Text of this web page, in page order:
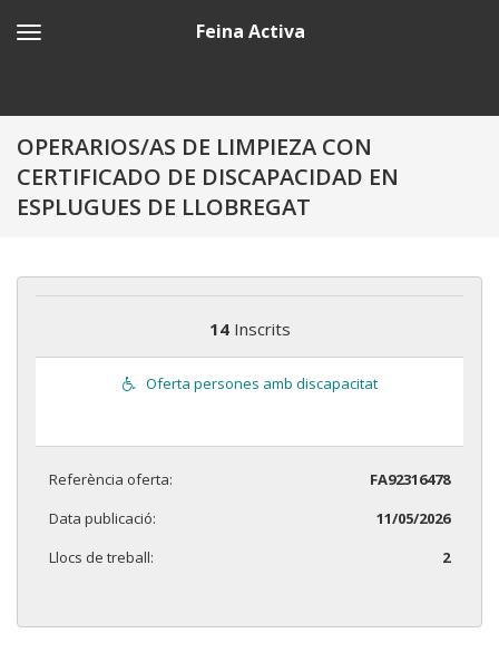
Feina Activa
OPERARIOS/AS DE LIMPIEZA CON
CERTIFICADO DE DISCAPACIDAD EN
ESPLUGUES DE LLOBREGAT
14Inscrits
Oferta persones amb discapacitat
Referència oferta:
FA92316478
Data publicació:
11/05/2026
Llocs de treball:
2